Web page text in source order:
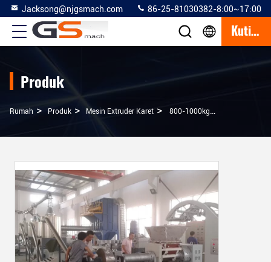
Jacksong@njgsmach.com 86-25-81030382-8:00~17:00
Kutipan
Produk
Rumah > Produk > Mesin Extruder Karet > 800-1000kg / H Mesin Extruder Karet Dengan Pengontrol Suhu Cetakan